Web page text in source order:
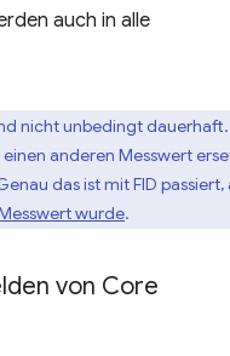
auch in alle
nicht unbedingt dauerhaft.
anderen Messwert
das ist mit FID passiert,
wurde.
von Core